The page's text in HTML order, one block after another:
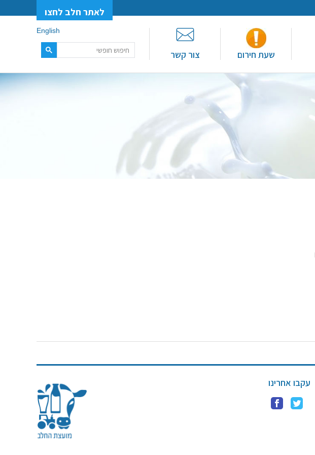
לאתר חלב לחצו
שעת חירום צור קשר
English
עקבו אחרינו